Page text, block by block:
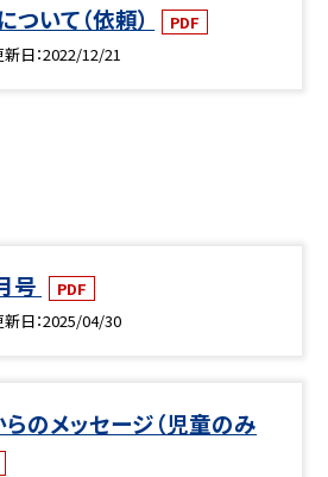
いて（依頼）
PDF
新日 2022/12/21
号
PDF
新日 2025/04/30
のメッセージ（児童のみ